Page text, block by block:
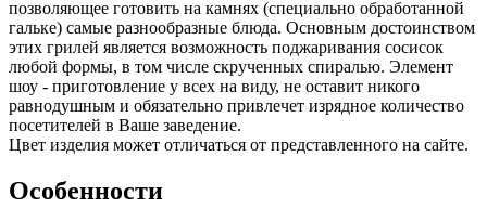
позволяющее готовить на камнях (специально обработанной
гальке) самые разнообразные блюда. Основным достоинством
этих грилей является возможность поджаривания сосисок
любой формы, в том числе скрученных спиралью. Элемент
шоу - приготовление у всех на виду, не оставит никого
равнодушным и обязательно привлечет изрядное количество
посетителей в Ваше заведение.
Цвет изделия может отличаться от представленного на сайте.
Особенности